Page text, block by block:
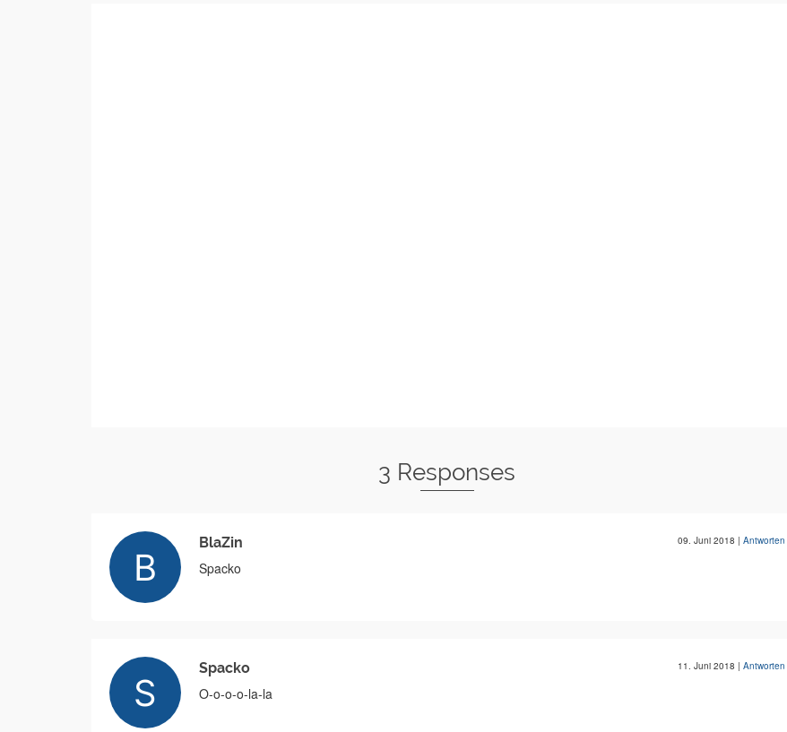
3 Responses
BlaZin 09. Juni 2018 | Antworten
Spacko
Spacko 11. Juni 2018 | Antworten
O-o-o-o-la-la